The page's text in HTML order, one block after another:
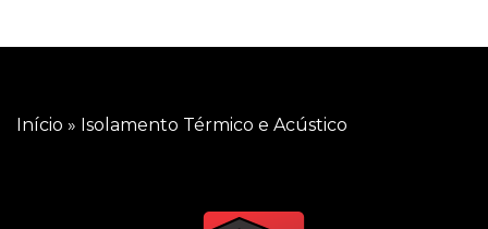
Início » Isolamento Térmico e Acústico